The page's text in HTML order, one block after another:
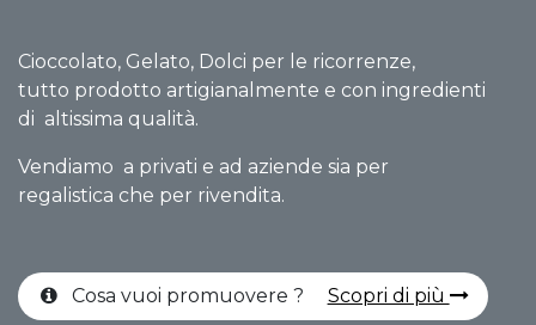
Cioccolato, Gelato, Dolci per le ricorrenze,
tutto prodotto artigianalmente e con ingredienti
di altissima qualità.
Vendiamo a privati e ad aziende sia per
regalistica che per rivendita.
Cosa vuoi promuovere ? Scopri di più